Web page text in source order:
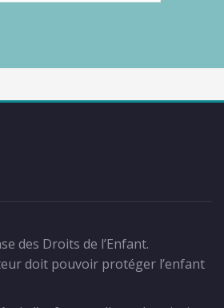
des Droits de l’Enfant.
doit pouvoir protéger l’enfant